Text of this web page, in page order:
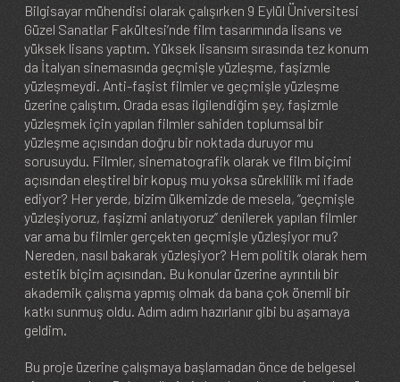
Bilgisayar mühendisi olarak çalışırken 9 Eylül Üniversitesi
Güzel Sanatlar Fakültesi’nde film tasarımında lisans ve
yüksek lisans yaptım. Yüksek lisansım sırasında tez konum
da İtalyan sinemasında geçmişle yüzleşme, faşizmle
yüzleşmeydi. Anti-faşist filmler ve geçmişle yüzleşme
üzerine çalıştım. Orada esas ilgilendiğim şey, faşizmle
yüzleşmek için yapılan filmler sahiden toplumsal bir
yüzleşme açısından doğru bir noktada duruyor mu
sorusuydu. Filmler, sinematografik olarak ve film biçimi
açısından eleştirel bir kopuş mu yoksa süreklilik mi ifade
ediyor? Her yerde, bizim ülkemizde de mesela, “geçmişle
yüzleşiyoruz, faşizmi anlatıyoruz” denilerek yapılan filmler
var ama bu filmler gerçekten geçmişle yüzleşiyor mu?
Nereden, nasıl bakarak yüzleşiyor? Hem politik olarak hem
estetik biçim açısından. Bu konular üzerine ayrıntılı bir
akademik çalışma yapmış olmak da bana çok önemli bir
katkı sunmuş oldu. Adım adım hazırlanır gibi bu aşamaya
geldim.
Bu proje üzerine çalışmaya başlamadan önce de belgesel